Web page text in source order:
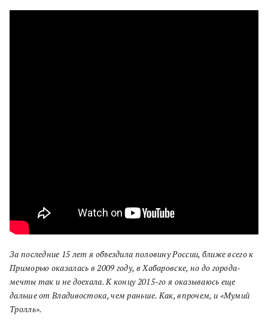
За последние 15 лет я объездила половину России, ближе всего к
Приморью оказалась в 2009 году, в Хабаровске, но до города-
мечты так и не доехала. К концу 2015-го я оказываюсь еще
дальше от Владивостока, чем раньше. Как, впрочем, и «Мумий
Тролль».